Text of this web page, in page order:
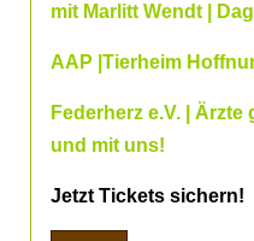
mit Marlitt Wendt |
AAP |Tierheim
Federherz e.V. | Ärzte
und mit uns!
Jetzt Tickets sichern!